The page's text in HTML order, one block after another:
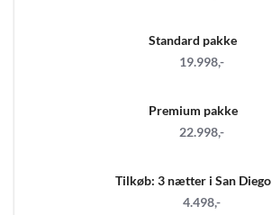
Standard pakke
19.998,-
Premium pakke
22.998,-
Tilkøb: 3 nætter i San Diego
4.498,-